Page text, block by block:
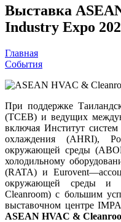
Выставка
Industry Expo
Главная
События
При поддержке
(TCEB) и ведущих
включая Институт
охлаждения (AHRI),
окружающей среды
холодильному
(RATA) и
окружающей среды и
Cleanroom) с большим
выставочном центре
ASEAN HVAC &